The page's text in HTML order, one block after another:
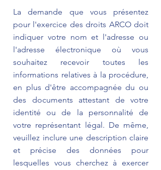
La demande que vous présentez
pour l'exercice des droits ARCO doit
indiquer votre nom et l'adresse ou
l'adresse électronique où vous
souhaitez recevoir toutes les
informations relatives à la procédure,
en plus d'être accompagnée du ou
des documents attestant de votre
identité ou de la personnalité de
votre représentant légal. De même,
veuillez inclure une description claire
et précise des données pour
lesquelles vous cherchez à exercer